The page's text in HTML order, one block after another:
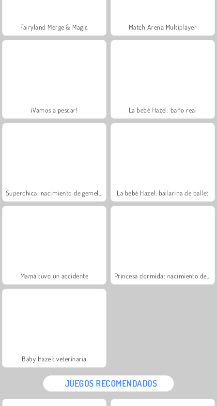
Fairyland Merge & Magic Match Arena Multiplayer
¡Vamos a pescar! La bebé Hazel: baño real
La bebé Hazel: bailarina de ballet
Mamá tuvo un accidente
Baby Hazel: veterinaria
JUEGOS RECOMENDADOS